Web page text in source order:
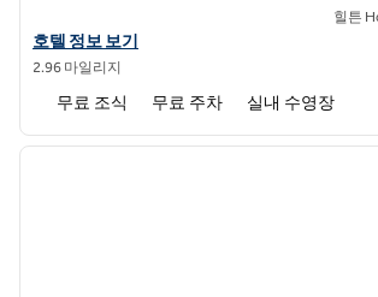
햄튼 인 나슈아의 호텔 정보 보기
호텔 정보 보기
2.96 마일리지
힐튼
무료 조식 무료 주차 실내 수영장
1/12